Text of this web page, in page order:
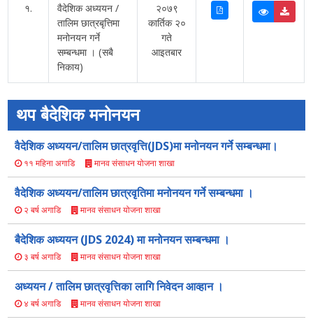
१.
वैदेशिक अध्ययन /
तालिम छात्रबृत्तिमा
मनोनयन गर्ने
सम्बन्धमा । (सबै
निकाय)
२०७९
कार्तिक २०
गते
आइतबार
थप बैदेशिक मनोनयन
वैदेशिक अध्ययन/तालिम छात्रवृत्ति(JDS)मा मनोनयन गर्ने सम्बन्धमा।
११ महिना अगाडि मानव संसाधन योजना शाखा
वैदेशिक अध्ययन/तालिम छात्रवृतिमा मनोनयन गर्ने सम्बन्धमा ।
२ बर्ष अगाडि मानव संसाधन योजना शाखा
बैदेशिक अध्ययन (JDS 2024) मा मनोनयन सम्बन्धमा ।
३ बर्ष अगाडि मानव संसाधन योजना शाखा
अध्ययन / तालिम छात्रवृत्तिका लागि निवेदन आव्हान ।
४ बर्ष अगाडि मानव संसाधन योजना शाखा